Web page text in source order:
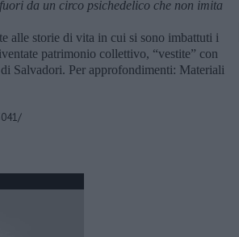
da un circo psichedelico che non imita
alle storie di vita in cui si sono imbattuti i
patrimonio collettivo, “vestite” con
Salvadori. Per approfondimenti: Materiali